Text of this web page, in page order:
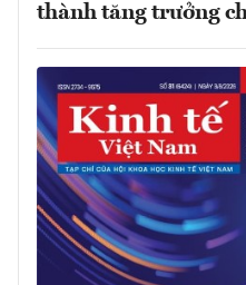
thành tăng trưởng